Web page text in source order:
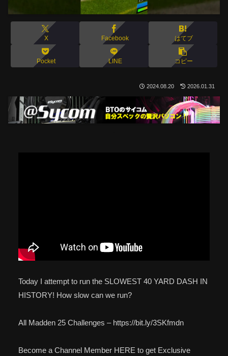
X Facebook はてブ
Pocket LINE コピー
2024.08.20 2026.01.31
Today I attempt to run the SLOWEST 40 YARD DASH IN
HISTORY! How slow can we run?
All Madden 25 Challenges – https://bit.ly/3SKfmdn
Become a Channel Member HERE to get Exclusive